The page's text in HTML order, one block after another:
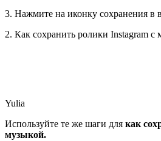
3. Нажмите на иконку сохранения в
2. Как сохранить ролики Instagram с
Yulia
Используйте те же шаги для как
музыкой.